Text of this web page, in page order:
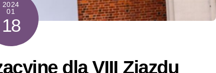
2024
01
18
dla VIII Zjazdu